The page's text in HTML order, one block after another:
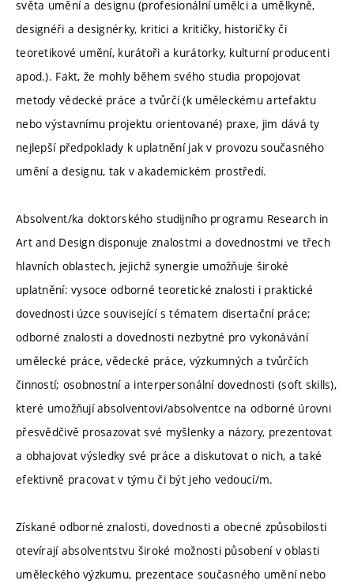
světa umění a designu (profesionální umělci a umělkyně,
designéři a designérky, kritici a kritičky, historičky či
teoretikové umění, kurátoři a kurátorky, kulturní producenti
apod.). Fakt, že mohly během svého studia propojovat
metody vědecké práce a tvůrčí (k uměleckému artefaktu
nebo výstavnímu projektu orientované) praxe, jim dává ty
nejlepší předpoklady k uplatnění jak v provozu současného
umění a designu, tak v akademickém prostředí.
Absolvent/ka doktorského studijního programu Research in
Art and Design disponuje znalostmi a dovednostmi ve třech
hlavních oblastech, jejichž synergie umožňuje široké
uplatnění: vysoce odborné teoretické znalosti i praktické
dovednosti úzce související s tématem disertační práce;
odborné znalosti a dovednosti nezbytné pro vykonávání
umělecké práce, vědecké práce, výzkumných a tvůrčích
činností; osobnostní a interpersonální dovednosti (soft skills),
které umožňují absolventovi/absolventce na odborné úrovni
přesvědčivě prosazovat své myšlenky a názory, prezentovat
a obhajovat výsledky své práce a diskutovat o nich, a také
efektivně pracovat v týmu či být jeho vedoucí/m.
Získané odborné znalosti, dovednosti a obecné způsobilosti
otevírají absolventstvu široké možnosti působení v oblasti
uměleckého výzkumu, prezentace současného umění nebo